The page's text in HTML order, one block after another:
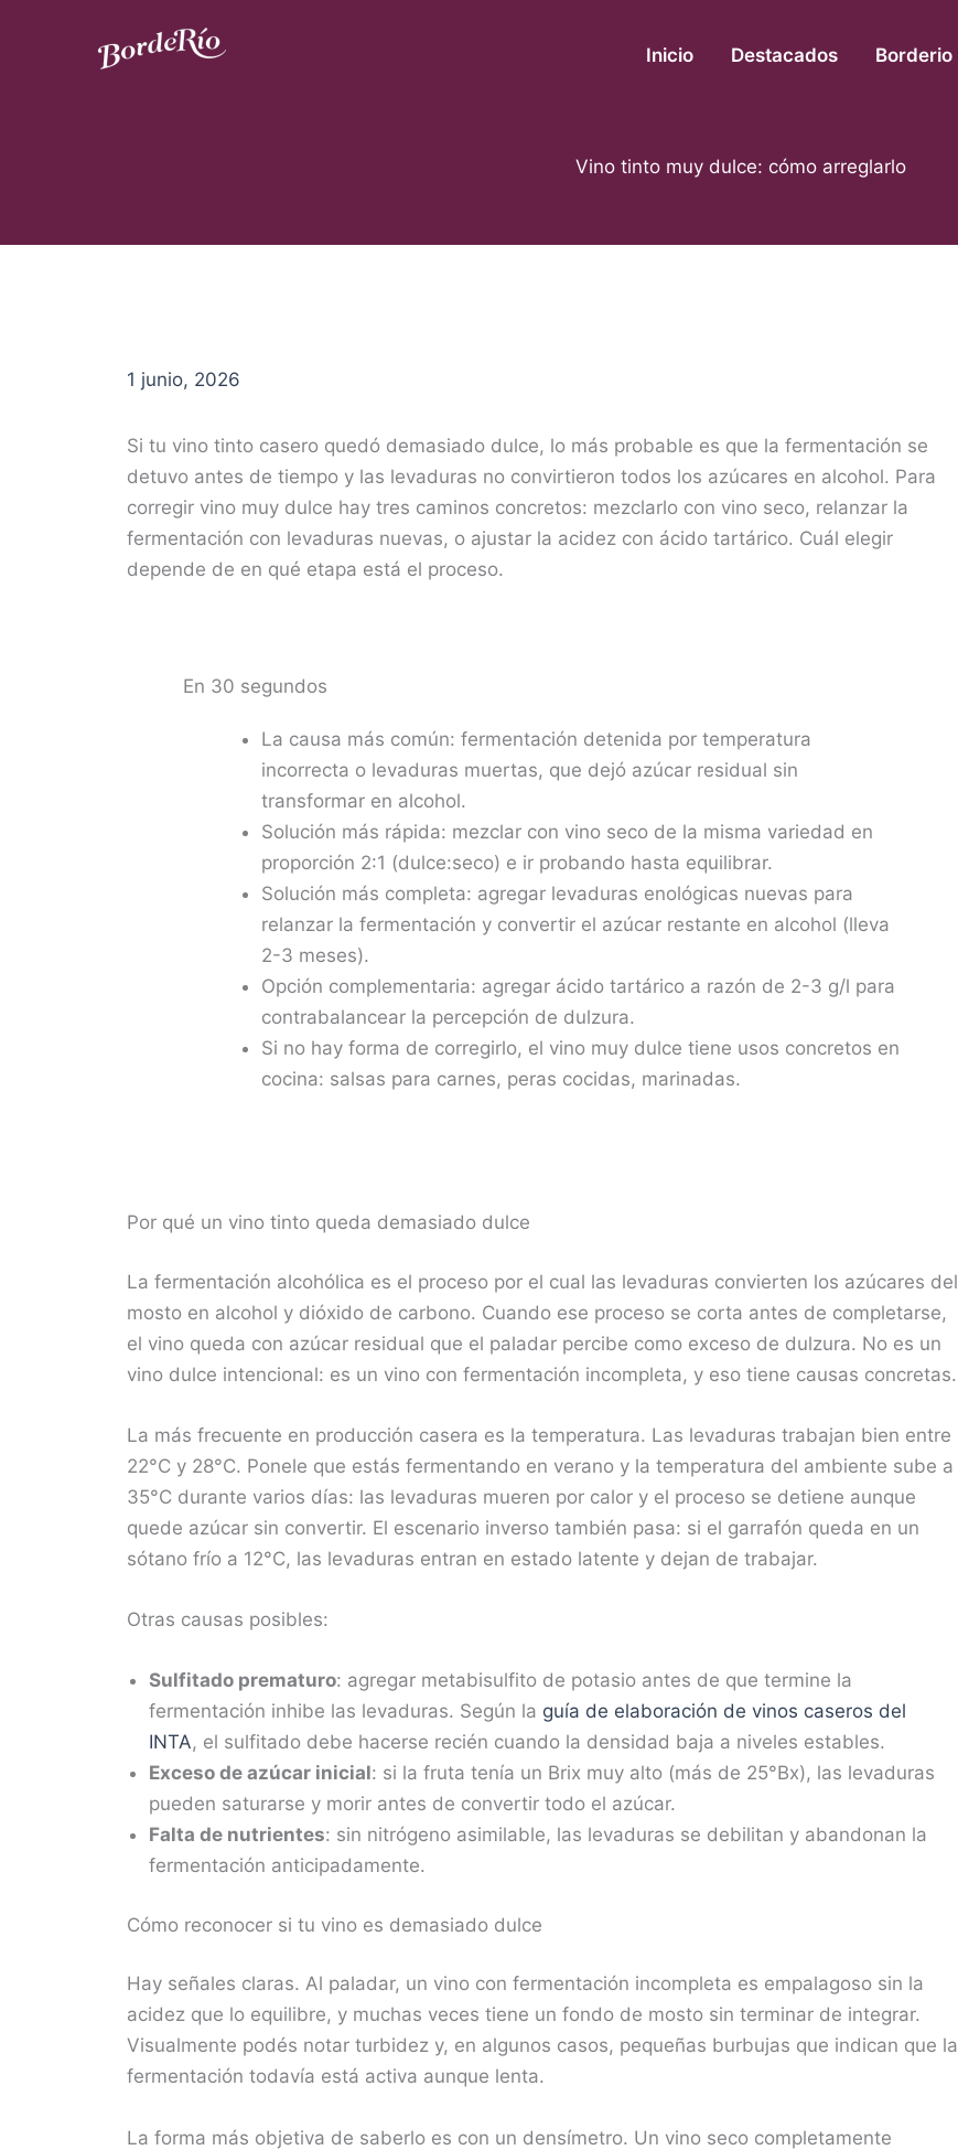
Inicio Destacados Borderio
Vino tinto muy dulce: cómo arreglarlo
1 junio, 2026
Si tu vino tinto casero quedó demasiado dulce, lo más probable es que la fermentación se
detuvo antes de tiempo y las levaduras no convirtieron todos los azúcares en alcohol. Para
corregir vino muy dulce hay tres caminos concretos: mezclarlo con vino seco, relanzar la
fermentación con levaduras nuevas, o ajustar la acidez con ácido tartárico. Cuál elegir
depende de en qué etapa está el proceso.
En 30 segundos
La causa más común: fermentación detenida por temperatura
incorrecta o levaduras muertas, que dejó azúcar residual sin
transformar en alcohol.
Solución más rápida: mezclar con vino seco de la misma variedad en
proporción 2:1 (dulce:seco) e ir probando hasta equilibrar.
Solución más completa: agregar levaduras enológicas nuevas para
relanzar la fermentación y convertir el azúcar restante en alcohol (lleva
2-3 meses).
Opción complementaria: agregar ácido tartárico a razón de 2-3 g/l para
contrabalancear la percepción de dulzura.
Si no hay forma de corregirlo, el vino muy dulce tiene usos concretos en
cocina: salsas para carnes, peras cocidas, marinadas.
Por qué un vino tinto queda demasiado dulce
La fermentación alcohólica es el proceso por el cual las levaduras convierten los azúcares del
mosto en alcohol y dióxido de carbono. Cuando ese proceso se corta antes de completarse,
el vino queda con azúcar residual que el paladar percibe como exceso de dulzura. No es un
vino dulce intencional: es un vino con fermentación incompleta, y eso tiene causas concretas.
La más frecuente en producción casera es la temperatura. Las levaduras trabajan bien entre
22°C y 28°C. Ponele que estás fermentando en verano y la temperatura del ambiente sube a
35°C durante varios días: las levaduras mueren por calor y el proceso se detiene aunque
quede azúcar sin convertir. El escenario inverso también pasa: si el garrafón queda en un
sótano frío a 12°C, las levaduras entran en estado latente y dejan de trabajar.
Otras causas posibles:
Sulfitado prematuro: agregar metabisulfito de potasio antes de que termine la
fermentación inhibe las levaduras. Según la guía de elaboración de vinos caseros del
INTA, el sulfitado debe hacerse recién cuando la densidad baja a niveles estables.
Exceso de azúcar inicial: si la fruta tenía un Brix muy alto (más de 25°Bx), las levaduras
pueden saturarse y morir antes de convertir todo el azúcar.
Falta de nutrientes: sin nitrógeno asimilable, las levaduras se debilitan y abandonan la
fermentación anticipadamente.
Cómo reconocer si tu vino es demasiado dulce
Hay señales claras. Al paladar, un vino con fermentación incompleta es empalagoso sin la
acidez que lo equilibre, y muchas veces tiene un fondo de mosto sin terminar de integrar.
Visualmente podés notar turbidez y, en algunos casos, pequeñas burbujas que indican que la
fermentación todavía está activa aunque lenta.
La forma más objetiva de saberlo es con un densímetro. Un vino seco completamente